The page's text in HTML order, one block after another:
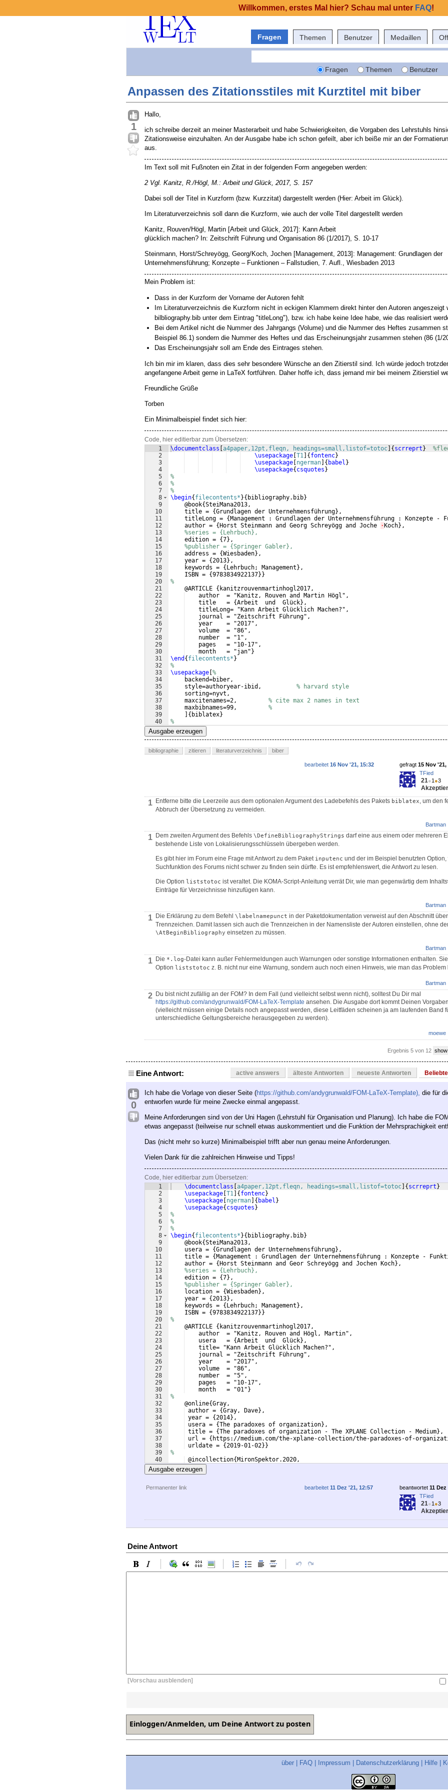
Fragen Themen Benutzer Medaillen
Fragen Themen Benutzer
Anpassen des Zitationsstiles mit Kurztitel mit biber
1
Hallo,
ich schreibe derzeit an meiner Masterarbeit und habe Schwierigkeiten, die Vorgaben des Lehrstuhls
Zitationsweise einzuhalten. An der Ausgabe habe ich schon gefeilt, aber ich beiße mir an der
aus.
Im Text soll mit Fußnoten ein Zitat in der folgenden Form angegeben werden:
2 Vgl. Kanitz, R./Högl, M.: Arbeit und Glück, 2017, S. 157
Dabei soll der Titel in Kurzform (bzw. Kurzzitat) dargestellt werden (Hier: Arbeit im Glück).
Im Literaturverzeichnis soll dann die Kurzform, wie auch der volle Titel dargestellt werden
Kanitz, Rouven/Högl, Martin [Arbeit und Glück, 2017]: Kann Arbeit
glücklich machen? In: Zeitschrift Führung und Organisation 86 (1/2017), S. 10-17
Steinmann, Horst/Schreyögg, Georg/Koch, Jochen [Management, 2013]: Management: Grundlagen der
Unternehmensführung; Konzepte – Funktionen – Fallstudien, 7. Aufl., Wiesbaden 2013
Mein Problem ist:
Dass in der Kurzform der Vorname der Autoren fehlt
Im Literaturverzeichnis die Kurzform nicht in eckigen Klammern direkt hinter den Autoren angeszeigt
bilbliography.bib unter dem Eintrag "titleLong"), bzw. ich habe keine Idee habe, wie das realisiert
Bei dem Artikel nicht die Nummer des Jahrgangs (Volume) und die Nummer des Heftes zusammen
Beispiel 86.1) sondern die Nummer des Heftes und das Erscheinungsjahr zusammen stehen (86 (1/
Das Erscheinungsjahr soll am Ende des Eintrages stehen.
Ich bin mir im klaren, dass dies sehr besondere Wünsche an den Zitierstil sind. Ich würde jedoch
angefangene Arbeit gerne in LaTeX fortführen. Daher hoffe ich, dass jemand mir bei meinem Zitierstiel
Freundliche Grüße
Torben
Ein Minimalbeispiel findet sich hier:
Code, hier editierbar zum Übersetzen:
1
2
3
4
5
6
7
8
9
10
11
12
13
14
15
16
17
18
19
20
21
22
23
24
25
26
27
28
29
30
31
32
33
34
35
36
37
38
39
40
41
\documentclass [a4paper,12pt,fleqn, headings=small,listof=totoc] {scrreprt}
\usepackage [T1 ] {fontenc}
\usepackage [ngerman] { babel }
\usepackage{csquotes}
%
%
%
\begin{filecontents*}{ bibliography.bib}
    @book
{SteiMana2013,
    title =
{Grundlagen der Unternehmensführung} ,
    titleLong =
{Management : Grundlagen der Unternehmensführung : Konzepte
    author =
{Horst Steinmann and Georg Schreyögg and Joche ·Koch} ,
%series = {Lehrbuch},
    edition =
{7} ,
%publisher = {Springer Gabler},
    address =
{Wiesbaden} ,
    year =
{2013} ,
    keywords =
{Lehrbuch; Management} ,
    ISBN =
{9783834922137}}
%
    @ARTICLE
{ kanitzrouvenmartinhogl2017,
    author  = "Kanitz, Rouven and Martin Högl",
    title   =
{Arbeit  und  Glück} ,
    titleLong= "Kann Arbeit Glücklich Machen?",
    journal = "Zeitschrift Führung",
    year    = "2017",
    volume  = "86",
    number  = "1",
    pages   = "10-17",
    month   = "jan"
}
\end {filecontents*}
%
\usepackage [%
    backend=biber,
    style=authoryear-ibid,
% harvard style
    sorting=nyvt,
    maxcitenames=2,
% cite max 2 names in text
    maxbibnames=99,
%
] { biblatex}
%
%
Ausgabe erzeugen
bibliographie zitieren literaturverzeichnis biber
gefragt 15 Nov '21,
TFied
21●1 ●3
bearbeitet 16 Nov '21, 15:32
1 Entferne bitte die Leerzeile aus dem optionalen Argument des Ladebefehls des Pakets biblatex, um den
Abbruch der Übersetzung zu vermeiden.
Bartman
1 Dem zweiten Argument des Befehls \DefineBibliographyStrings darf eine aus einem oder mehreren
bestehende Liste von Lokalisierungsschlüsseln übergeben werden.
Es gibt hier im Forum eine Frage mit Antwort zu dem Paket inputenc und der im Beispiel benutzten
Suchfunktion des Forums nicht schwer zu finden sein dürfte. Es ist empfehlenswert, die Antwort zu lesen.
Die Option liststotoc ist veraltet. Die KOMA-Script-Anleitung verrät Dir, wie man gegenwärtig dem
Einträge für Verzeichnisse hinzufügen kann.
Bartman
1 Die Erklärung zu dem Befehl \labelnamepunct in der Paketdokumentation verweist auf den Abschnitt
Trennzeichen. Damit lassen sich auch die Trennzeichen in der Namensliste der Autoren einstellen, ohne
\AtBeginBibliography einsetzen zu müssen.
Bartman
1 Die *.log-Datei kann außer Fehlermeldungen auch Warnungen oder sonstige Informationen enthalten.
Option liststotoc z. B. nicht nur eine Warnung, sondern auch noch einen Hinweis, wie man das Problem
Bartman
2
Du bist nicht zufällig an der FOM? In dem Fall (und vielleicht selbst wenn nicht), solltest Du Dir mal
https://github.com/andygrunwald/FOM-LaTeX-Template ansehen. Die Ausgabe dort kommt Deinen
(vielleicht müssen einige Details noch angepasst werden, diese Leitfäden scheinen ja am laufenden Band
unterschiedliche Geltungsbereiche herausgegeben zu werden).
moewe
Ergebnis 5 von 12
Eine Antwort: active answers älteste Antworten neueste Antworten
0
Ich habe die Vorlage von dieser Seite (https://github.com/andygrunwald/FOM-LaTeX-Template), die für
entworfen wurde für meine Zwecke einmal angepasst.
Meine Anforderungen sind von der Uni Hagen (Lehrstuhl für Organisation und Planung). Ich habe die
etwas angepasst (teilweise nur schnell etwas auskommentiert und die Funktion der Mehrsprachigkeit
Das (nicht mehr so kurze) Minimalbeispiel trifft aber nun genau meine Anforderungen.
Vielen Dank für die zahlreichen Hinweise und Tipps!
Code, hier editierbar zum Übersetzen:
1
2
3
4
5
6
7
8
9
10
11
12
13
14
15
16
17
18
19
20
21
22
23
24
25
26
27
28
29
30
31
32
33
34
35
36
37
38
39
40
41
\documentclass [a4paper,12pt,fleqn, headings=small,listof=totoc] {scrreprt}
\usepackage [T1 ] {fontenc}
\usepackage [ngerman] { babel }
\usepackage{csquotes}
%
%
%
\begin{filecontents*}{ bibliography.bib}
    @book
{SteiMana2013,
    usera =
{Grundlagen der Unternehmensführung} ,
    title =
{Management : Grundlagen der Unternehmensführung : Konzepte -
    author =
{Horst Steinmann and Geor Schreyögg and Jochen Koch} ,
%series = {Lehrbuch},
    edition =
{7} ,
%publisher = {Springer Gabler},
    location =
{Wiesbaden} ,
    year =
{2013} ,
    keywords =
{Lehrbuch; Management} ,
    ISBN =
{9783834922137}}
%
    @ARTICLE
{ kanitzrouvenmartinhogl2017,
    author  = "Kanitz, Rouven and Högl, Martin",
    usera   =
{Arbeit  und  Glück} ,
    title= "Kann Arbeit Glücklich Machen?",
    journal = "Zeitschrift Führung",
    year    = "2017",
    volume  = "86",
    number  = "5",
    pages   = "10-17",
    month   = "01"
}
%
    @online
{Gray,
author = {Gray, Dave} ,
year = {2014} ,
usera = {The paradoxes of organization} ,
title = {The paradoxes of organization - The XPLANE Collection - Medium} ,
url = { https://medium.com/the-xplane-collection/the-paradoxes-of-
urldate = {2019-01-02}}
%
@incollection{MironSpektor.2020,
usera =
Ausgabe erzeugen
Permanenter link beantwortet 11
TFied
21●1 ●3
bearbeitet 11 Dez '21, 12:57
Deine Antwort
[Vorschau ausblenden]
über FAQ Impressum Datenschutzerklärung Hilfe
Willkommen, erstes Mal hier? Schau mal unter FAQ!